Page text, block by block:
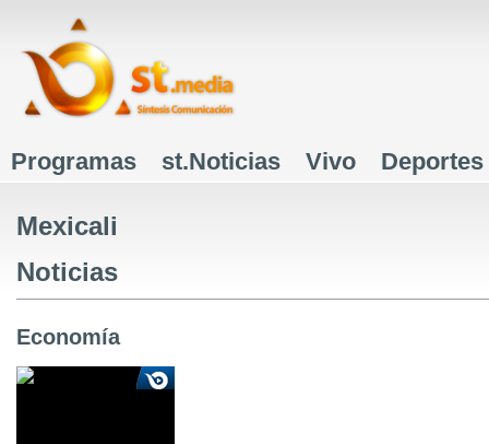
Menú principal
Programas st.Noticias Vivo Deportes
Mexicali
Noticias
Economía